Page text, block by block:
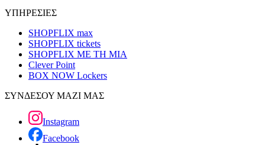
ΥΠΗΡΕΣΙΕΣ
SHOPFLIX max
SHOPFLIX tickets
SHOPFLIX ΜΕ ΤΗ ΜΙΑ
Clever Point
BOX NOW Lockers
ΣΥΝΔΕΣΟΥ ΜΑΖΙ ΜΑΣ
Instagram
Facebook